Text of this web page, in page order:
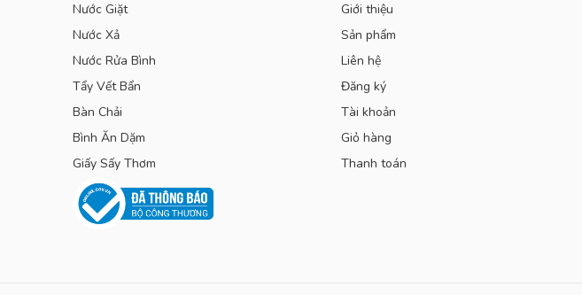
Nước Giặt
Nước Xả
Nước Rửa Bình
Tẩy Vết Bẩn
Bàn Chải
Bình Ăn Dặm
Giấy Sấy Thơm
Giới thiệu
Sản phẩm
Liên hệ
Đăng ký
Tài khoản
Giỏ hàng
Thanh toán